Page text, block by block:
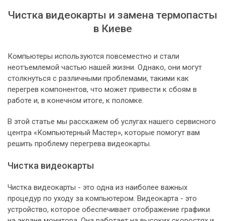
Чистка видеокарты и замена термопасты
в Киеве
Компьютеры используются повсеместно и стали
неотъемлемой частью нашей жизни. Однако, они могут
столкнуться с различными проблемами, такими как
перегрев компонентов, что может привести к сбоям в
работе и, в конечном итоге, к поломке.
В этой статье мы расскажем об услугах нашего сервисного
центра «Компьютерный Мастер», которые помогут вам
решить проблему перегрева видеокарты.
Чистка видеокарты
Чистка видеокарты - это одна из наиболее важных
процедур по уходу за компьютером. Видеокарта - это
устройство, которое обеспечивает отображение графики